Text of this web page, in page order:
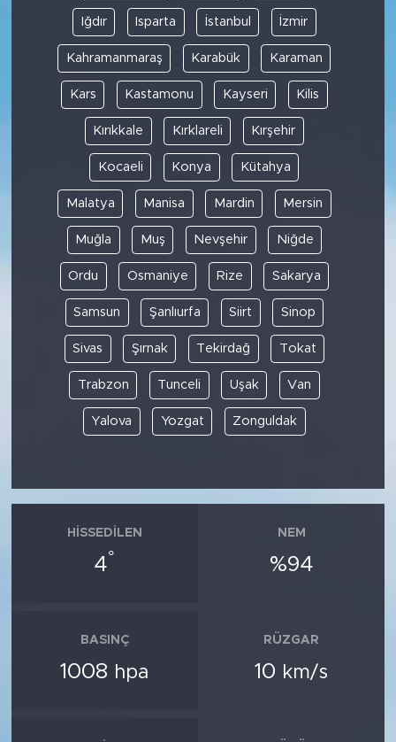
Iğdır Isparta İstanbul İzmir
Kahramanmaraş Karabük Karaman
Kars Kastamonu Kayseri Kilis
Kırıkkale Kırklareli Kırşehir
Kocaeli Konya Kütahya
Malatya Manisa Mardin Mersin
Muğla Muş Nevşehir Niğde
Ordu Osmaniye Rize Sakarya
Samsun Şanlıurfa Siirt Sinop
Sivas Şırnak Tekirdağ Tokat
Trabzon Tunceli Uşak Van
Yalova Yozgat Zonguldak
HISSEDILEN
4°
NEM
%94
BASINÇ
1008 hpa
RÜZGAR
10 km/s